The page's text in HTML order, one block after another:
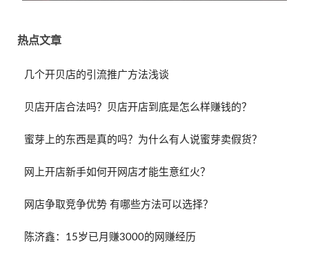
热点文章
几个开贝店的引流推广方法浅谈
贝店开店合法吗？贝店开店到底是怎么样赚钱的？
蜜芽上的东西是真的吗？为什么有人说蜜芽卖假货？
网上开店新手如何开网店才能生意红火？
网店争取竞争优势 有哪些方法可以选择？
陈济鑫：15岁已月赚3000的网赚经历